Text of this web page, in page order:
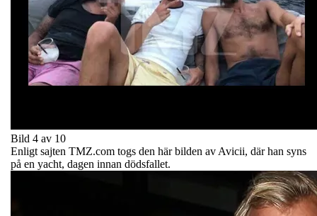
Bild 4 av 10
Enligt sajten TMZ.com togs den här bilden av Avicii, där han syns
på en yacht, dagen innan dödsfallet.